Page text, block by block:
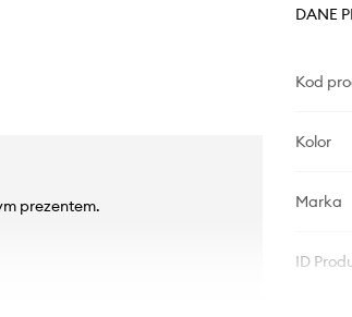
prezentem.
DANE
Kod
Kolor
Marka
ID